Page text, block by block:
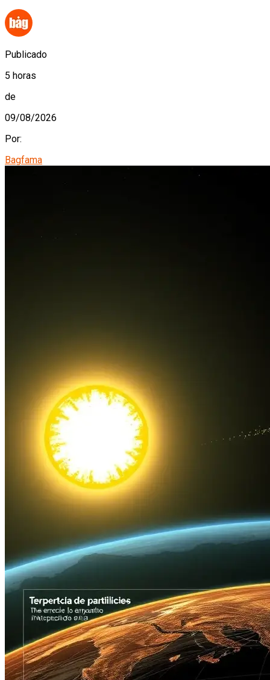
Publicado
5 horas
de
09/08/2026
Por:
Bagfama